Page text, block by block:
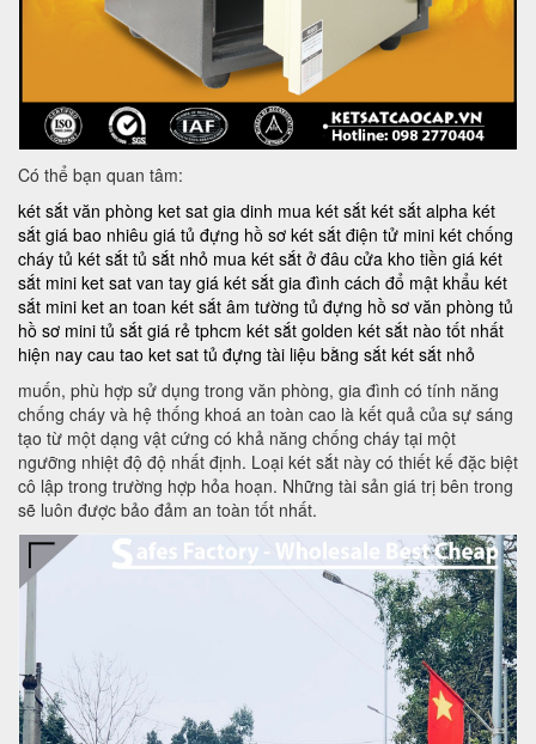
Có thể bạn quan tâm:
két sắt văn phòng ket sat gia dinh mua két sắt két sắt alpha két
sắt giá bao nhiêu giá tủ đựng hồ sơ két sắt điện tử mini két chống
cháy tủ két sắt tủ sắt nhỏ mua két sắt ở đâu cửa kho tiền giá két
sắt mini ket sat van tay giá két sắt gia đình cách đổ mật khẩu két
sắt mini ket an toan két sắt âm tường tủ đựng hồ sơ văn phòng tủ
hồ sơ mini tủ sắt giá rẻ tphcm két sắt golden két sắt nào tốt nhất
hiện nay cau tao ket sat tủ đựng tài liệu bằng sắt két sắt nhỏ
muốn, phù hợp sử dụng trong văn phòng, gia đình có tính năng
chống cháy và hệ thống khoá an toàn cao là kết quả của sự sáng
tạo từ một dạng vật cứng có khả năng chống cháy tại một
ngưỡng nhiệt độ độ nhất định. Loại két sắt này có thiết kế đặc biệt
cô lập trong trường hợp hỏa hoạn. Những tài sản giá trị bên trong
sẽ luôn được bảo đảm an toàn tốt nhất.